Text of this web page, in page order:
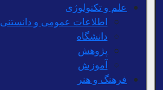
علم و تکنولوژی
اطلاعات عمومی و دانستنی
دانشگاه
پژوهش
آموزش
فرهنگ و هنر